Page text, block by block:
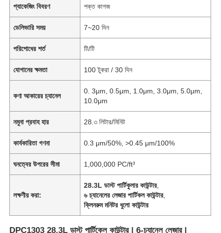
প্যাকেজিং বিবরণ শক্ত কাগজ
ডেলিভারি সময় 7~20 দিন
পরিশোধের শর্ত টি/টি
যোগানের ক্ষমতা 100 টুকরা / 30 দিন
কণা আকারের চ্যানেল
0. 3μm, 0.5μm, 1.0μm, 3.0μm, 5.0μm,
10.0μm
নমুনা প্রবাহ হার 28.৩ লিটার/মিনিট
কার্যকারিতা গণনা 0.3 μm/50%, >0.45 μm/100%
ঘনত্বের উপরের সীমা 1,000,000 PC/ft³
লক্ষণীয় করা:
28.3L ডাস্ট পার্টিকুলার কাউন্টার,
৬ চ্যানেলের লেজার পার্টিকল কাউন্টার,
ক্লিনরুম মনিটর ধুলো কাউন্টার
DPC1303 28.3L ডাস্ট পার্টিকেল কাউন্টার | 6-চ্যানেল লেজার |